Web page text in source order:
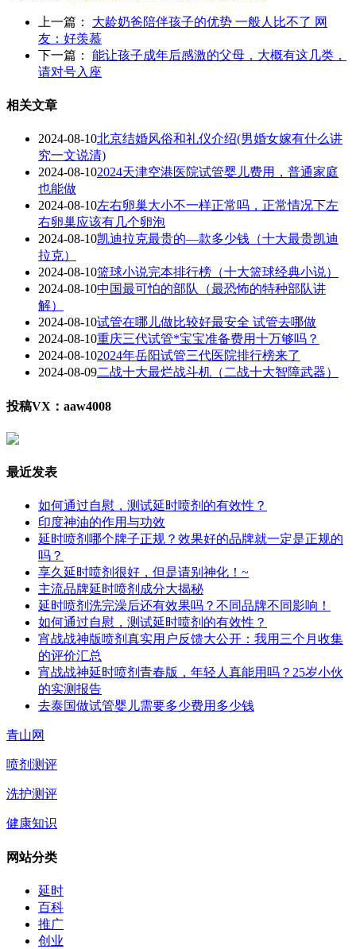
上一篇： 大龄奶爸陪伴孩子的优势 一般人比不了 网
友：好羡慕
下一篇： 能让孩子成年后感激的父母，大概有这几类，
请对号入座
相关文章
2024-08-10北京结婚风俗和礼仪介绍(男婚女嫁有什么讲
究一文说清)
2024-08-102024天津空港医院试管婴儿费用，普通家庭
也能做
2024-08-10左右卵巢大小不一样正常吗，正常情况下左
右卵巢应该有几个卵泡
2024-08-10凯迪拉克最贵的—款多少钱（十大最贵凯迪
拉克）
2024-08-10篮球小说完本排行榜（十大篮球经典小说）
2024-08-10中国最可怕的部队（最恐怖的特种部队讲
解）
2024-08-10试管在哪儿做比较好最安全 试管去哪做
2024-08-10重庆三代试管*宝宝准备费用十万够吗？
2024-08-102024年岳阳试管三代医院排行榜来了
2024-08-09二战十大最烂战斗机（二战十大智障武器）
投稿VX：aaw4008
最近发表
如何通过自慰，测试延时喷剂的有效性？
印度神油的作用与功效
延时喷剂哪个牌子正规？效果好的品牌就一定是正规的
吗？
享久延时喷剂很好，但是请别神化！~
主流品牌延时喷剂成分大揭秘
延时喷剂洗完澡后还有效果吗？不同品牌不同影响！
如何通过自慰，测试延时喷剂的有效性？
宵战战神版喷剂真实用户反馈大公开：我用三个月收集
的评价汇总
宵战战神延时喷剂青春版，年轻人真能用吗？25岁小伙
的实测报告
去泰国做试管婴儿需要多少费用多少钱
青山网
喷剂测评
洗护测评
健康知识
网站分类
延时
百科
推广
创业